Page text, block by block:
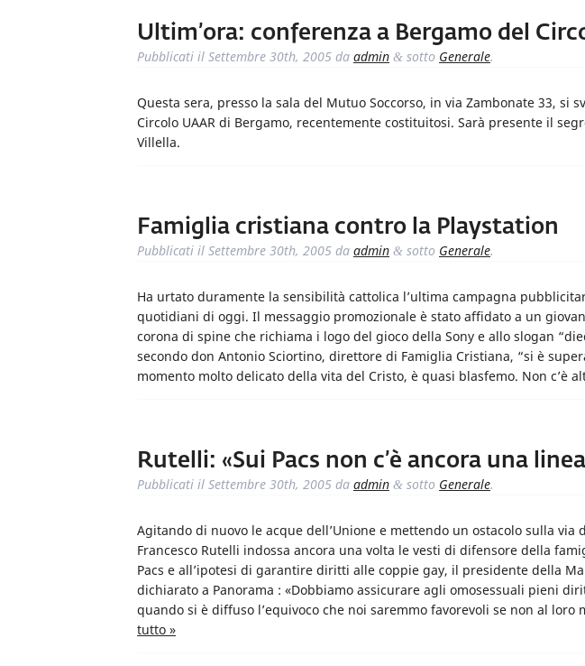
Ultim’ora: conferenza a Bergamo del
Pubblicati il Settembre 30th, 2005 da admin & sotto Generale.
Questa sera, presso la sala del Mutuo Soccorso, in via Zambonate 33, si
Circolo UAAR di Bergamo, recentemente costituitosi. Sarà presente il
Villella.
Famiglia cristiana contro la Playstation
Pubblicati il Settembre 30th, 2005 da admin & sotto Generale.
Ha urtato duramente la sensibilità cattolica l’ultima campagna
quotidiani di oggi. Il messaggio promozionale è stato affidato a un
corona di spine che richiama i logo del gioco della Sony e allo slogan
secondo don Antonio Sciortino, direttore di Famiglia Cristiana, “si è
momento molto delicato della vita del Cristo, è quasi blasfemo. Non c’è
Rutelli: «Sui Pacs non c’è ancora una
Pubblicati il Settembre 30th, 2005 da admin & sotto Generale.
Agitando di nuovo le acque dell’Unione e mettendo un ostacolo sulla via
Francesco Rutelli indossa ancora una volta le vesti di difensore della
Pacs e all’ipotesi di garantire diritti alle coppie gay, il presidente della
dichiarato a Panorama : «Dobbiamo assicurare agli omosessuali pieni
quando si è diffuso l’equivoco che noi saremmo favorevoli se non al loro
tutto »